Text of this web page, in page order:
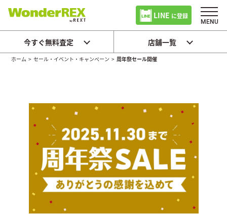
LINE に登録
今すぐ無料査定 店舗一覧
ホーム >セール・イベント・キャンペーン >周年祭セール開催